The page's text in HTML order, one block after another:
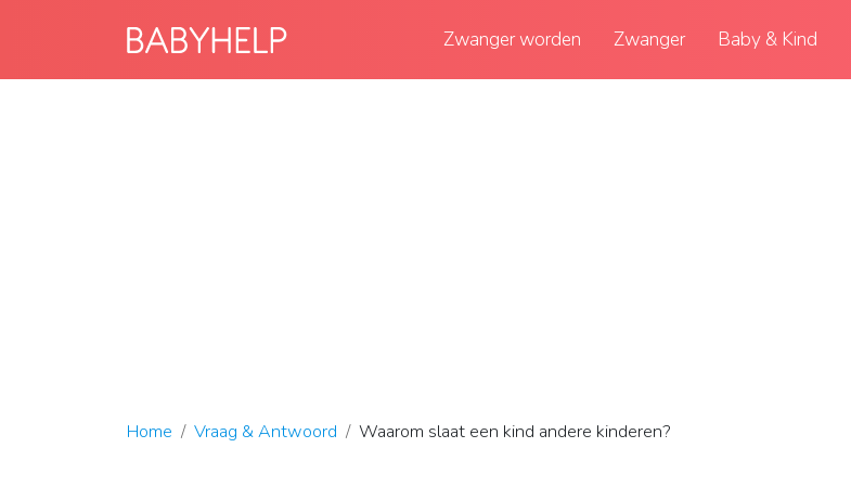
Zwanger worden Zwanger Baby & Kind
Home Vraag & Antwoord Waarom slaat een kind andere kinderen?